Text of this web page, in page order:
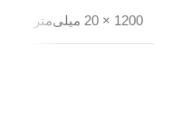
1200 × 20 میلی‌متر